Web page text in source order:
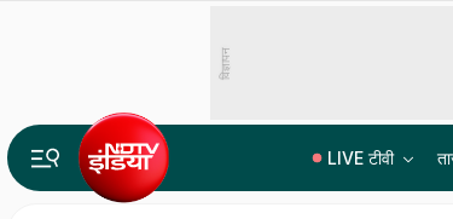
विज्ञापन
LIVE टीवी